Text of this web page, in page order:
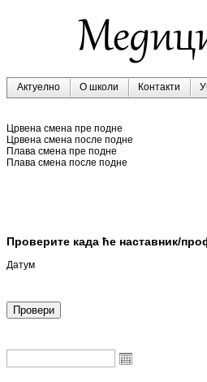
Актуелно О школи Контакти
Црвена смена пре подне
Црвена смена после подне
Плава смена пре подне
Плава смена после подне
Проверите када ће наставник/
Датум